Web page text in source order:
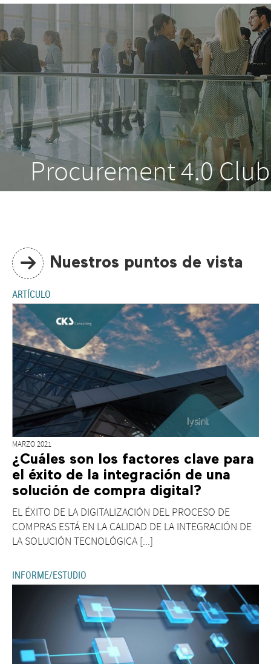
Procurement 4.0 Club
Nuestros puntos de vista
ARTÍCULO
MARZO 2021
¿Cuáles son los factores clave para
el éxito de la integración de una
solución de compra digital?
EL ÉXITO DE LA DIGITALIZACIÓN DEL PROCESO DE
COMPRAS ESTÁ EN LA CALIDAD DE LA INTEGRACIÓN DE
LA SOLUCIÓN TECNOLÓGICA [...]
INFORME/ESTUDIO